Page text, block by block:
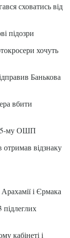
сховатись від
підозри
хочуть
Банькова
вбити
му ОШП
відзнаку
і Єрмака
кабінеті і